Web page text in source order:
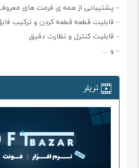
– پشتیبانی از همه ی فرمت های
– قابلیت قطعه قطعه کردن و ترکیب
– قابلیت کنترل و نظارت دقیق
– و …
تریلر